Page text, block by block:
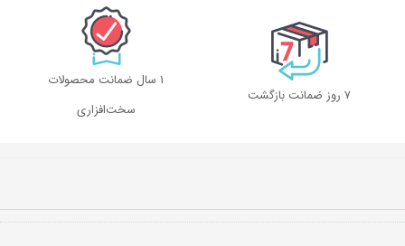
۷ روز ضمانت بازگشت
1 سال ضمانت محصولات
سخت‌افزاری